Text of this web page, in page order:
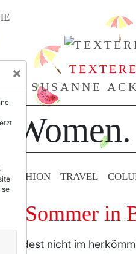
SUSANNE
FASHION TRAVEL
Sommer in
nicht im
×